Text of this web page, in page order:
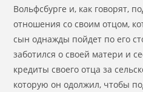
Вольфсбурге и, как говорят,
отношения со своим отцом,
сын однажды пойдет по его
заботился о своей матери и
кредиты своего отца за
которую он одолжил, чтобы